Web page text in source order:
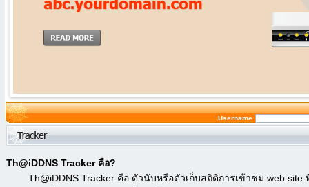
Username
Th@iDDNS Tracker คือ?
Th@iDDNS Tracker คือ ตัวนับหรือตัวเก็บสถิติการเข้าชม web site